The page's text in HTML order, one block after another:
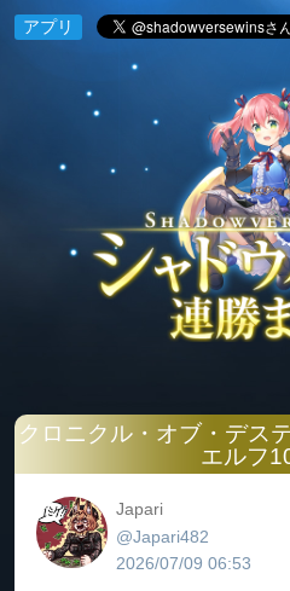
アプリ
クロニクル・オブ・デス
エルフ
Japari
@Japari482
2026/07/09 06:53